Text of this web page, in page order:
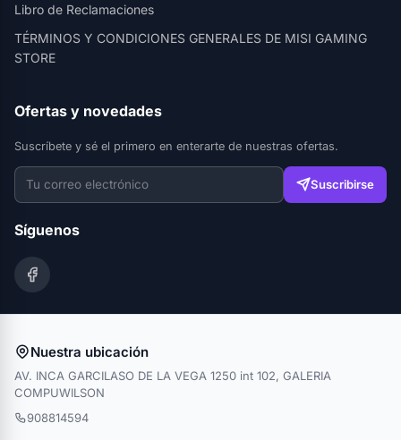
Libro de Reclamaciones
TÉRMINOS Y CONDICIONES GENERALES DE MISI GAMING
STORE
Ofertas y novedades
Suscríbete y sé el primero en enterarte de nuestras ofertas.
Suscribirse
Síguenos
Nuestra ubicación
AV. INCA GARCILASO DE LA VEGA 1250 int 102, GALERIA
COMPUWILSON
908814594